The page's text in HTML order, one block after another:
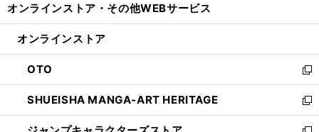
開
ン
ウ
で
開
く
ウ
ン
ド
ウ
で
開
オンラインストア・ その他WEBサービス
オンラインストア
OTO
新
し
い
ウ
SHUEISHA MANGA-ART HERITAGE
新
し